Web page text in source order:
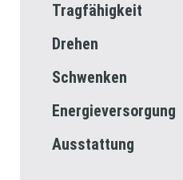
Tragfähigkeit
Drehen
Schwenken
Energieversorgung
Ausstattung